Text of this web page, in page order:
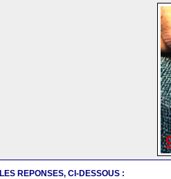
LES REPONSES, CI-DESSOUS :